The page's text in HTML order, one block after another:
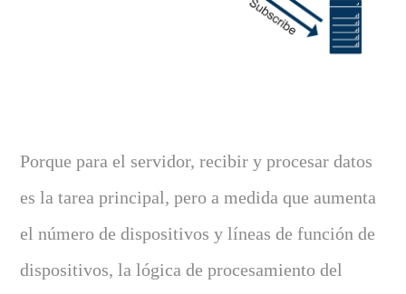
Porque para el servidor, recibir y procesar datos
es la tarea principal, pero a medida que aumenta
el número de dispositivos y líneas de función de
dispositivos, la lógica de procesamiento del